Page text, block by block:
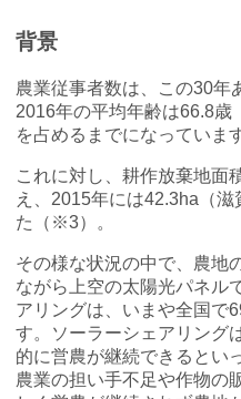
背景
農業従事者数は、この30年
2016年の平均年齢は66.8
を占めるまでになっていま
これに対し、耕作放棄地面
え、2015年には42.3ha（
た（※3）。
その様な状況の中で、農地
ながら上空の太陽光パネル
アリングは、いまや全国で
す。ソーラーシェアリング
的に営農が継続できるとい
農業の担い手不足や作物の